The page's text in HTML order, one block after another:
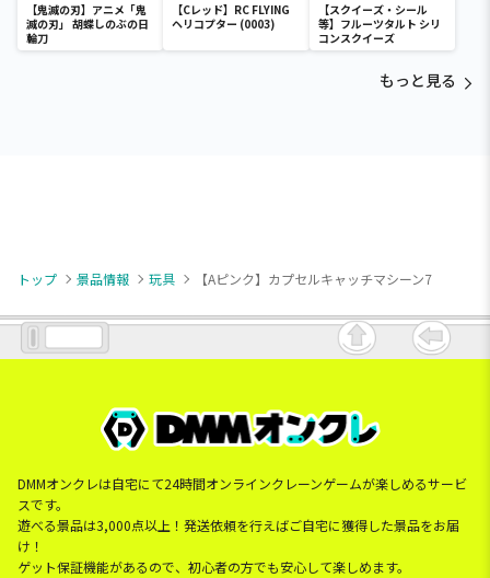
【鬼滅の刃】アニメ「鬼
滅の刃」 胡蝶しのぶの日
輪刀
【Cレッド】RC FLYING
ヘリコプター (0003)
【スクイーズ・シール
等】フルーツタルト シリ
コンスクイーズ
もっと見る
トップ 景品情報 玩具 【Aピンク】カプセルキャッチマシーン7
DMMオンクレは自宅にて24時間オンラインクレーンゲームが楽しめるサービ
スです。
遊べる景品は3,000点以上！発送依頼を行えばご自宅に獲得した景品をお届
け！
ゲット保証機能があるので、初心者の方でも安心して楽しめます。